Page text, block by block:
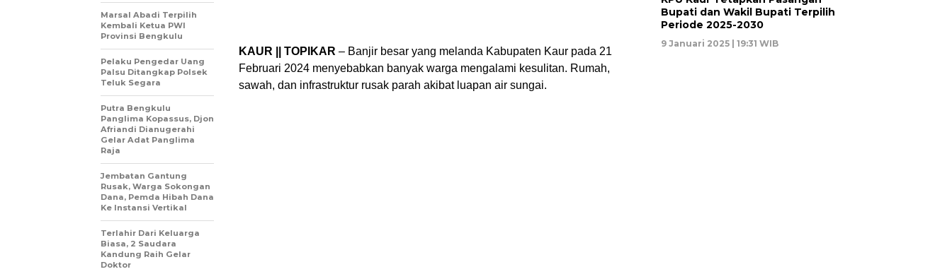
KAUR || TOPIKAR – Banjir besar yang melanda Kabupaten Kaur pada 21
Februari 2024 menyebabkan banyak warga mengalami kesulitan. Rumah,
sawah, dan infrastruktur rusak parah akibat luapan air sungai.
Marsal Abadi Terpilih
Kembali Ketua PWI
Provinsi Bengkulu
Pelaku Pengedar Uang
Palsu Ditangkap Polsek
Teluk Segara
Putra Bengkulu
Panglima Kopassus, Djon
Afriandi Dianugerahi
Gelar Adat Panglima
Raja
Jembatan Gantung
Rusak, Warga Sokongan
Dana, Pemda Hibah Dana
Ke Instansi Vertikal
Terlahir Dari Keluarga
Biasa, 2 Saudara
Kandung Raih Gelar
Doktor
Bupati dan Wakil Bupati Terpilih
Periode 2025-2030
9 Januari 2025 | 19:31 WIB